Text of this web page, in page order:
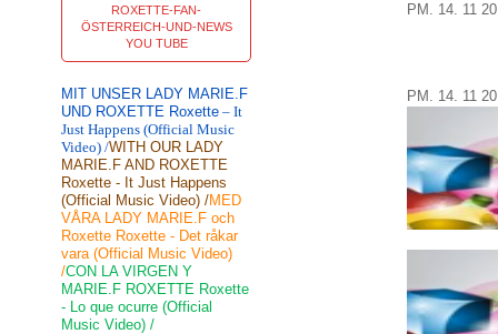
PM. 14. 11
PM. 14. 11
ROXETTE-FAN-
ÖSTERREICH-UND-NEWS
YOU TUBE
MIT UNSER LADY MARIE.F
UND ROXETTE Roxette – It
Just Happens (Official Music
Video) /WITH OUR LADY
MARIE.F AND ROXETTE
Roxette - It Just Happens
(Official Music Video) /MED
VÅRA LADY MARIE.F och
Roxette Roxette - Det råkar
vara (Official Music Video)
/CON LA VIRGEN Y
MARIE.F ROXETTE Roxette
- Lo que ocurre (Official
Music Video) /